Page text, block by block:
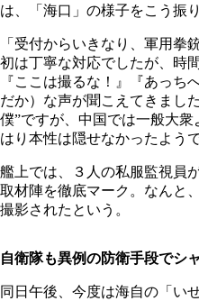
は、「海口」の様子をこう振り
「受付からいきなり、軍用拳
初は丁寧な対応でしたが、時
『ここは撮るな！』『あっち
だか）な声が聞こえてきまし
僕”ですが、中国では一般大
はり本性は隠せなかったようで
艦上では、３人の私服監視員
取材陣を徹底マーク。なんと
撮影されたという。
自衛隊も異例の防衛手段でシ
同日午後、今度は海自の「い